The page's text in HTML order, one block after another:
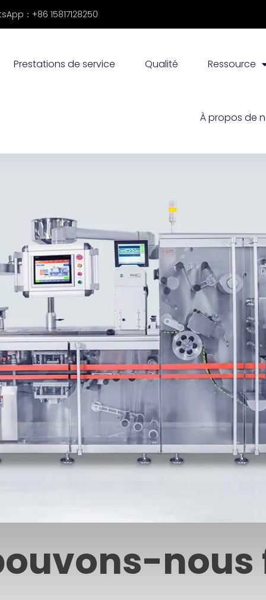
：+86 15817128250
Prestations de service Qualité Ressource
À propos de
nous